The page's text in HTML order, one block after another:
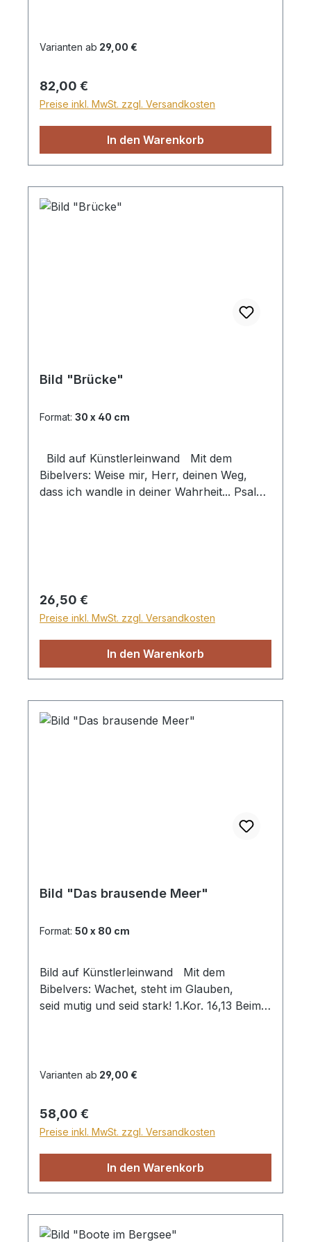
Höhe von 28,99€ berechnet. Für den
Sperrgutzuschlag 30€.
Varianten ab 29,00 €
Regulärer Preis:
82,00 €
Preise inkl. MwSt. zzgl. Versandkosten
In den Warenkorb
Bild "Brücke"
Format: 30 x 40 cm
Bild auf Künstlerleinwand Mit dem
Bibelvers: Weise mir, Herr, deinen Weg,
dass ich wandle in deiner Wahrheit... Psalm
Versand ins Ausland beträgt der
Sperrgutzuschlag 30€.
Regulärer Preis:
26,50 €
Preise inkl. MwSt. zzgl. Versandkosten
In den Warenkorb
Bild "Das brausende Meer"
Format: 50 x 80 cm
Bild auf Künstlerleinwand Mit dem
Bibelvers: Wachet, steht im Glauben,
seid mutig und seid stark! 1.Kor. 16,13 Beim
Zuschlag für Sperrgut in Höhe von 28,99€
beträgt der Sperrgutzuschlag 30€.
Varianten ab 29,00 €
Regulärer Preis:
58,00 €
Preise inkl. MwSt. zzgl. Versandkosten
In den Warenkorb